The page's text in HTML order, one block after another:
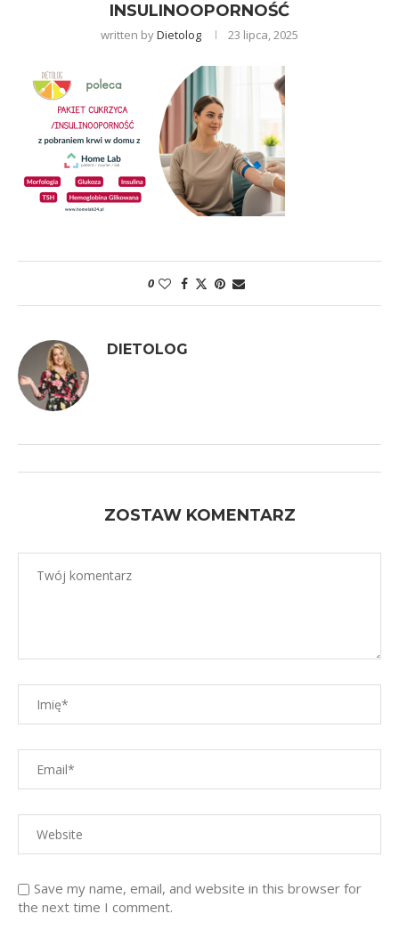
INSULINOOPORNOŚĆ
written byDietolog 23 lipca, 2025
0
DIETOLOG
ZOSTAW KOMENTARZ
Save my name, email, and website in this browser for
the next time I comment.